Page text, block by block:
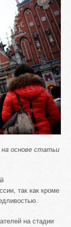
основе статьи
так как кроме
на стадии